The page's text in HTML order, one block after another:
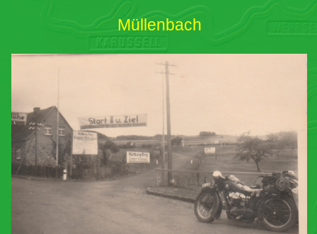
Müllenbach